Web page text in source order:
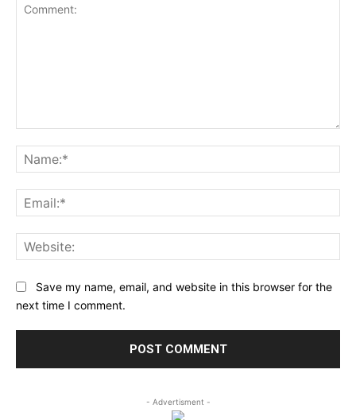
Save my name, email, and website in this browser for the
next time I comment.
- Advertisment -